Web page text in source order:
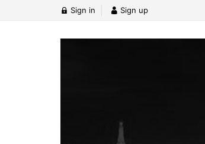
Sign in Sign up